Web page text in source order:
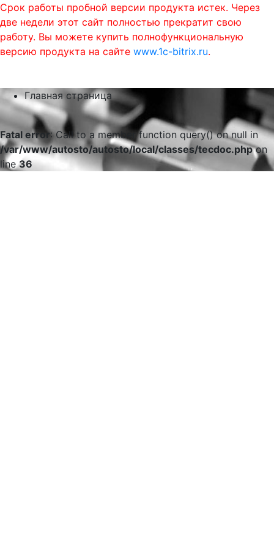
Срок работы пробной версии продукта истек. Через
две недели этот сайт полностью прекратит свою
работу. Вы можете купить полнофункциональную
версию продукта на сайте www.1c-bitrix.ru.
Главная страница
Fatal error: Call to a member function query() on null in
/var/www/autosto/autosto/local/classes/tecdoc.phpon
line36